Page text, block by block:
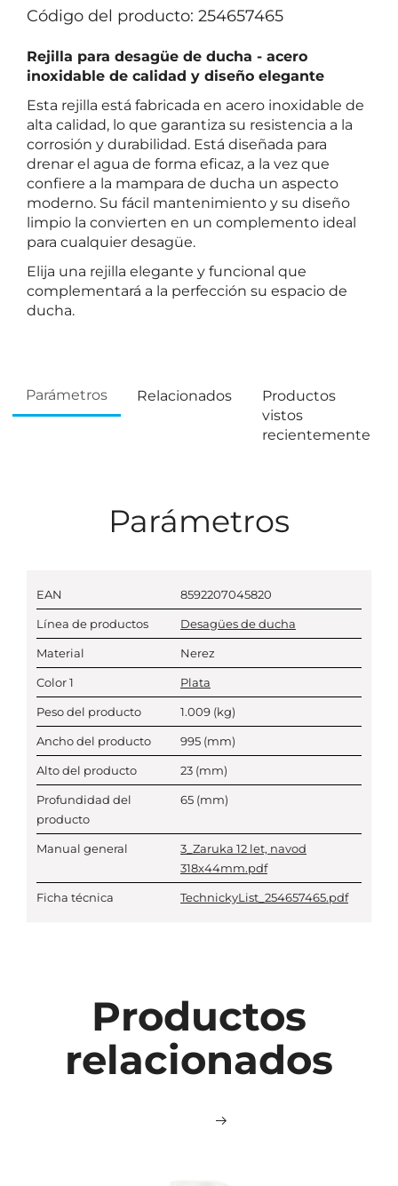
Código del producto: 254657465
Rejilla para desagüe de ducha - acero
inoxidable de calidad y diseño elegante
Esta rejilla está fabricada en acero inoxidable de
alta calidad, lo que garantiza su resistencia a la
corrosión y durabilidad. Está diseñada para
drenar el agua de forma eficaz, a la vez que
confiere a la mampara de ducha un aspecto
moderno. Su fácil mantenimiento y su diseño
limpio la convierten en un complemento ideal
para cualquier desagüe.
Elija una rejilla elegante y funcional que
complementará a la perfección su espacio de
ducha.
Parámetros Relacionados
Productos
vistos
recientemente
Parámetros
EAN 8592207045820
Línea de productos Desagües de ducha
Material Nerez
Color 1 Plata
Peso del producto 1.009 (kg)
Ancho del producto 995 (mm)
Alto del producto 23 (mm)
Profundidad del
producto
65 (mm)
Manual general
3_Zaruka 12 let, navod
318x44mm.pdf
Ficha técnica TechnickyList_254657465.pdf
Productos
relacionados